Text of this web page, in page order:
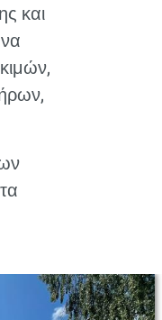
και